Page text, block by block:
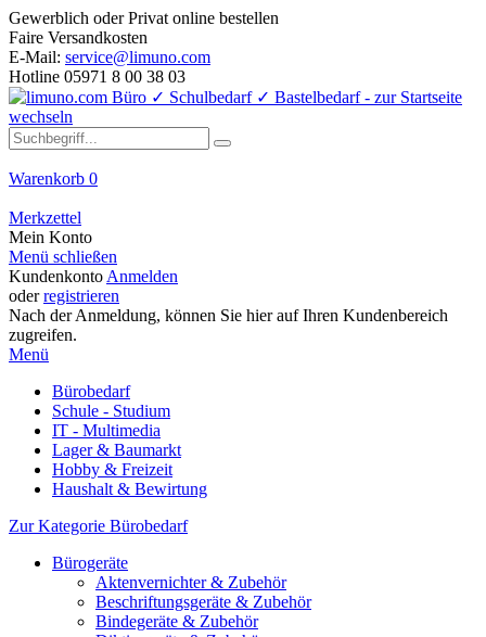
Gewerblich oder Privat online bestellen
Faire Versandkosten
E-Mail: service@limuno.com
Hotline 05971 8 00 38 03
Warenkorb 0
Merkzettel
Mein Konto
Menü schließen
Kundenkonto Anmelden
oderregistrieren
Nach der Anmeldung, können Sie hier auf Ihren Kundenbereich
zugreifen.
Menü
Bürobedarf
Schule - Studium
IT - Multimedia
Lager & Baumarkt
Hobby & Freizeit
Haushalt & Bewirtung
Zur Kategorie Bürobedarf
Bürogeräte
Aktenvernichter & Zubehör
Beschriftungsgeräte & Zubehör
Bindegeräte & Zubehör